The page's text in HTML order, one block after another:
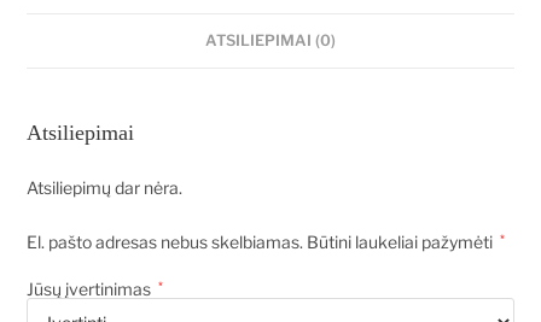
ATSILIEPIMAI (0)
Atsiliepimai
Atsiliepimų dar nėra.
El. pašto adresas nebus skelbiamas. Būtini laukeliai pažymėti *
Jūsų įvertinimas *